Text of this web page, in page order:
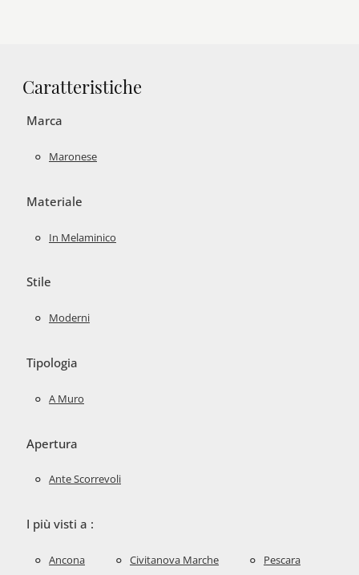
Caratteristiche
Marca
Maronese
Materiale
In Melaminico
Stile
Moderni
Tipologia
A Muro
Apertura
Ante Scorrevoli
I più visti a :
Ancona Civitanova Marche Pescara